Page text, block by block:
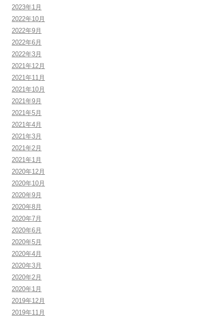
2023年1月
2022年10月
2022年9月
2022年6月
2022年3月
2021年12月
2021年11月
2021年10月
2021年9月
2021年5月
2021年4月
2021年3月
2021年2月
2021年1月
2020年12月
2020年10月
2020年9月
2020年8月
2020年7月
2020年6月
2020年5月
2020年4月
2020年3月
2020年2月
2020年1月
2019年12月
2019年11月